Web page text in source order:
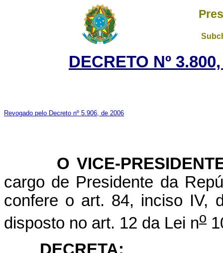
DECRETO Nº
Revogado pelo Decreto nº 5.906, de 2006
O VICE-PRESIDENTE
cargo de Presidente da
confere o art. 84, inciso IV,
disposto no art. 12 da Lei no